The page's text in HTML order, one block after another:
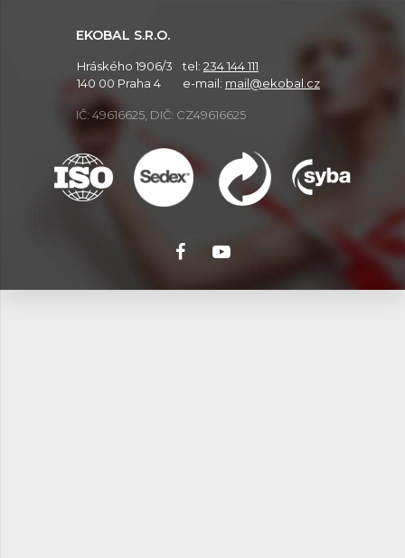
EKOBAL S.R.O.
Hráského 1906/3
140 00 Praha 4
tel: 234 144 111
e-mail: mail@ekobal.cz
IČ: 49616625, DIČ: CZ49616625